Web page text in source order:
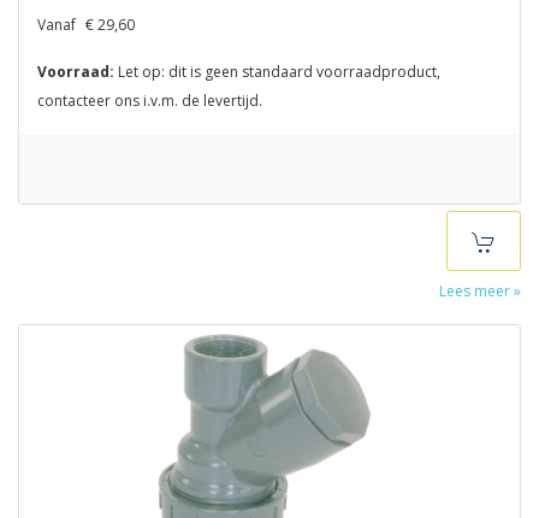
Vanaf € 29,60
Voorraad: Let op: dit is geen standaard voorraadproduct,
contacteer ons i.v.m. de levertijd.
Lees meer »